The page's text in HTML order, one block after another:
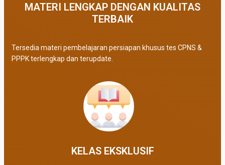
MATERI LENGKAP DENGAN KUALITAS
TERBAIK​
Tersedia materi pembelajaran persiapan khusus tes CPNS &
PPPK terlengkap dan terupdate.
KELAS EKSKLUSIF​